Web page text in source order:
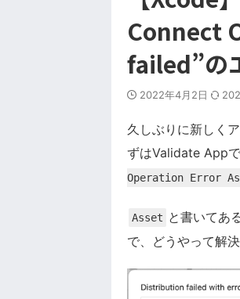
Connect
failed”の
2022年4月2日
久しぶりに新しく
ずはValidate App
Operation Error
Asset と書いてあ
で、どうやって解